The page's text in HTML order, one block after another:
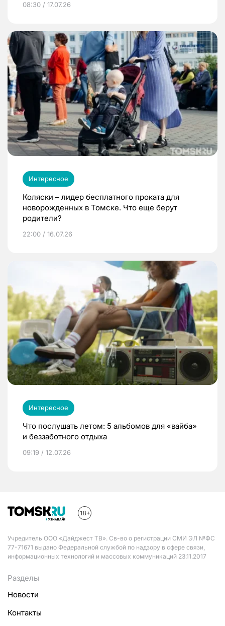
08:30 / 17.07.26
Интересное
Коляски – лидер бесплатного проката для
новорожденных в Томске. Что еще берут
родители?
22:00 / 16.07.26
Интересное
Что послушать летом: 5 альбомов для «вайба»
и беззаботного отдыха
09:19 / 12.07.26
Учредитель ООО «Дайджест ТВ». Св-во о регистрации СМИ ЭЛ №ФС
77-71671 выдано Федеральной службой по надзору в сфере связи,
информационных технологий и массовых коммуникаций 23.11.2017
Разделы
Новости
Контакты